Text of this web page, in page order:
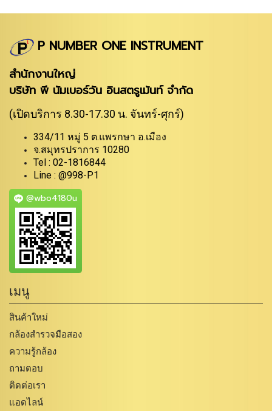
P NUMBER ONE INSTRUMENT
สำนักงานใหญ่
บริษัท พี นัมเบอร์วัน อินสตรูเม้นท์ จำกัด
(เปิดบริการ 8.30-17.30 น. จันทร์-ศุกร์)
334/11 หมู่ 5 ต.แพรกษา อ.เมือง
จ.สมุทรปราการ 10280
Tel : 02-1816844
Line : @998-P1
@wbo4180u
เมนู
สินค้าใหม่
กล้องสำรวจมือสอง
ความรู้กล้อง
ถามตอบ
ติดต่อเรา
แอดไลน์